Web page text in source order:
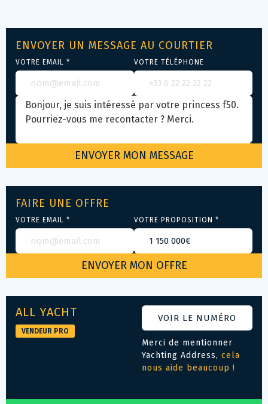
ENVOYER UN MESSAGE AU COURTIER
VOTRE EMAIL * VOTRE TÉLÉPHONE
FAIRE UNE OFFRE
VOTRE EMAIL * VOTRE PROPOSITION *
ALL YACHT
VENDEUR PRO
VOIR LE NUMÉRO
Merci de mentionner
Yachting Address, cela
nous aide beaucoup !